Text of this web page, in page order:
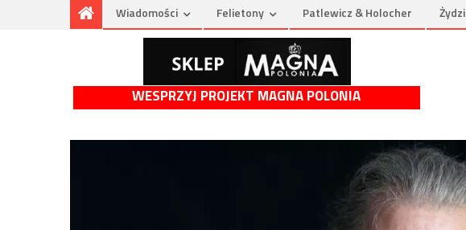
Wiadomości Felietony Patlewicz & Holocher Żydzi
WESPRZYJ PROJEKT MAGNA POLONIA